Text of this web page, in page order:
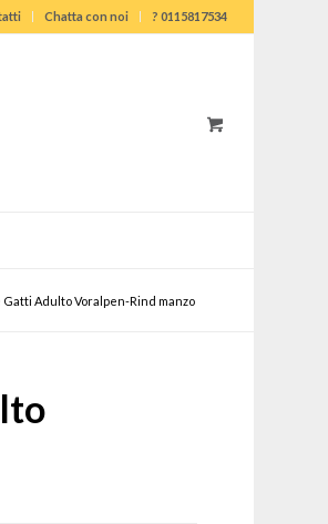
Chatta con noi ? 0115817534
Adulto Voralpen-Rind manzo